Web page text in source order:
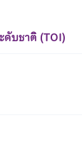
ดับชาติ (TOI)